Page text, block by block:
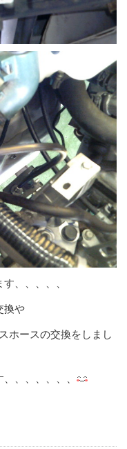
、、、、、
換や
ホースの交換をしまし
、、、、、、